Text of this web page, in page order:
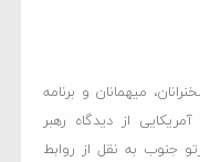
میهمانان و برنامه
از دیدگاه رهبر
جنوب به نقل از روابط